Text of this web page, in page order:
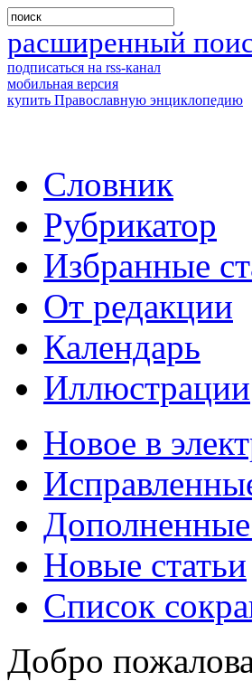
расширенный
подписаться на rss-канал
мобильная версия
купить Православную энциклопедию
Словник
Рубрикатор
Избранные
От редакции
Календарь
Иллюстрации
Новое в
Дополненные
Новые статьи
Список
Добро